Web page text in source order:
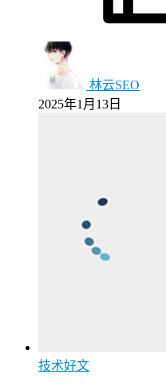
林云SEO
2025年1月13日
技术好文